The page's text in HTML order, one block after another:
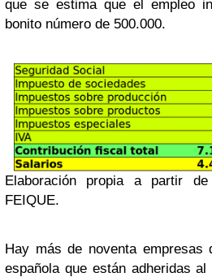
que se estima que el empleo
bonito número de 500.000.
Elaboración propia a partir
FEIQUE.
Hay más de noventa empresas
española que están adheridas al